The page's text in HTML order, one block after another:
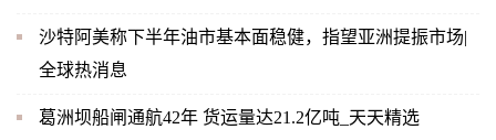
沙特阿美称下半年油市基本面稳健，指望亚洲提振市场|
全球热消息
葛洲坝船闸通航42年 货运量达21.2亿吨_天天精选